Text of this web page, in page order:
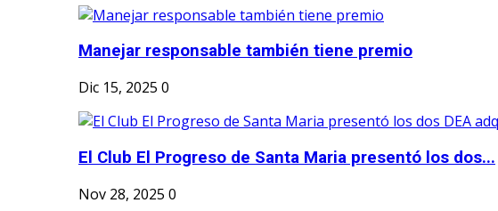
Manejar responsable también tiene premio
Dic 15, 2025 0
El Club El Progreso de Santa Maria presentó los dos...
Nov 28, 2025 0